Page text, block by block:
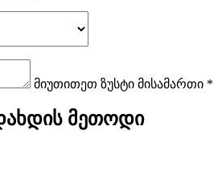
მიუთითეთ ზუსტი მისამართი *
მეთოდი